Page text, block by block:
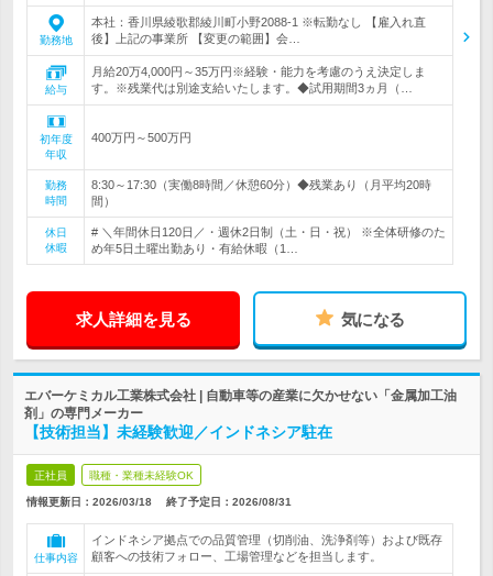
勤務地
本社：香川県綾歌郡綾川町小野2088-1 ※転勤なし 【雇入れ直
後】上記の事業所 【変更の範囲】会…
給与
月給20万4,000円～35万円※経験・能力を考慮のうえ決定しま
す。※残業代は別途支給いたします。◆試用期間3ヵ月（…
初年度
年収
400万円～500万円
勤務
時間
8:30～17:30（実働8時間／休憩60分）◆残業あり（月平均20時
間）
休日
休暇
# ＼年間休日120日／・週休2日制（土・日・祝） ※全体研修のた
め年5日土曜出勤あり・有給休暇（1…
求人詳細を見る 気になる
エバーケミカル工業株式会社 | 自動車等の産業に欠かせない「金属加工油
剤」の専門メーカー
【技術担当】未経験歓迎／インドネシア駐在
正社員 職種・業種未経験OK
情報更新日：2026/03/18 終了予定日： 2026/08/31
仕事内容
インドネシア拠点での品質管理（切削油、洗浄剤等）および既存
顧客への技術フォロー、工場管理などを担当します。